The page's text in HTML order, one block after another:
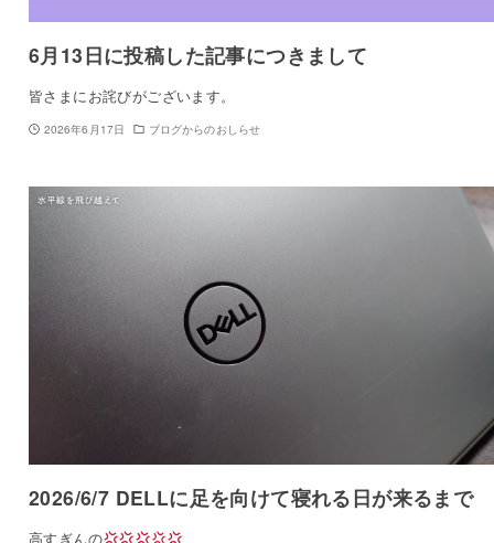
6月13日に投稿した記事につきまして
皆さまにお詫びがございます。
2026年6月17日 ブログからのおしらせ
2026/6/7 DELLに足を向けて寝れる日が来るまで
高すぎんの